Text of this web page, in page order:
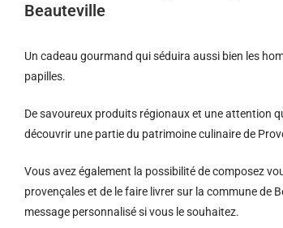
Beauteville
Un cadeau gourmand qui séduira aussi bien les
papilles.
De savoureux produits régionaux et une attention
découvrir une partie du patrimoine culinaire de
Vous avez également la possibilité de composez
provençales et de le faire livrer sur la commune de
message personnalisé si vous le souhaitez.